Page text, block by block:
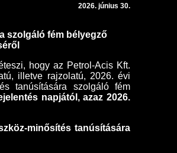
2026. június 30.
szolgáló fém bélyegző
hogy az Petrol-Acis Kft.
illetve rajzolatú, 2026. évi
tanúsítására szolgáló fém
napjától, azaz 2026.
minősítés tanúsítására